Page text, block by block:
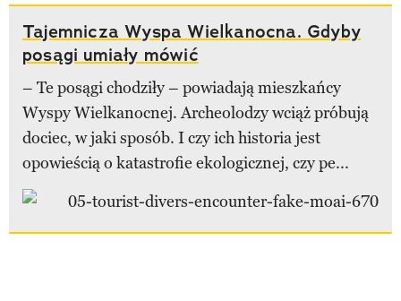
Tajemnicza Wyspa Wielkanocna. Gdyby
posągi umiały mówić
– Te posągi chodziły – powiadają mieszkańcy
Wyspy Wielkanocnej. Archeolodzy wciąż próbują
dociec, w jaki sposób. I czy ich historia jest
opowieścią o katastrofie ekologicznej, czy pe...